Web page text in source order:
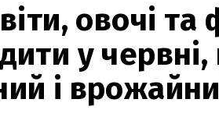
овочі та
у
і